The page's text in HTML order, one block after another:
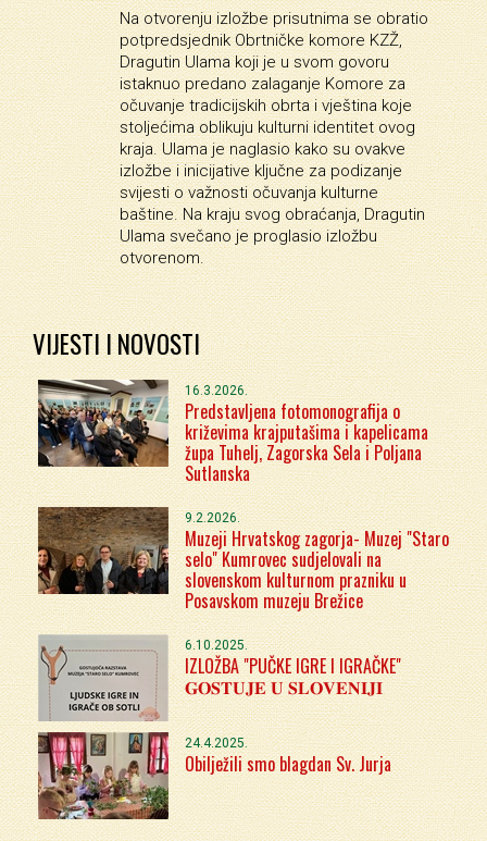
Na otvorenju izložbe prisutnima se obratio
potpredsjednik Obrtničke komore KZŽ,
Dragutin Ulama koji je u svom govoru
istaknuo predano zalaganje Komore za
očuvanje tradicijskih obrta i vještina koje
stoljećima oblikuju kulturni identitet ovog
kraja. Ulama je naglasio kako su ovakve
izložbe i inicijative ključne za podizanje
svijesti o važnosti očuvanja kulturne
baštine. Na kraju svog obraćanja, Dragutin
Ulama svečano je proglasio izložbu
otvorenom.
VIJESTI I NOVOSTI
16.3.2026.
Predstavljena fotomonografija o
križevima krajputašima i kapelicama
župa Tuhelj, Zagorska Sela i Poljana
Sutlanska
9.2.2026.
Muzeji Hrvatskog zagorja- Muzej "Staro
selo" Kumrovec sudjelovali na
slovenskom kulturnom prazniku u
Posavskom muzeju Brežice
6.10.2025.
IZLOŽBA "PUČKE IGRE I IGRAČKE"
𝐆𝐎𝐒𝐓𝐔𝐉𝐄 𝐔 𝐒𝐋𝐎𝐕𝐄𝐍𝐈𝐉𝐈
24.4.2025.
Obilježili smo blagdan Sv. Jurja